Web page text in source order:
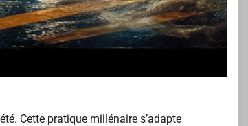
Cette pratique millénaire s’adapte